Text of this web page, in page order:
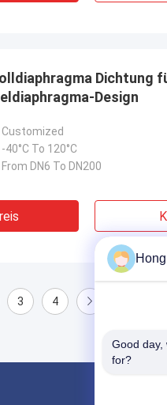
Dichtung
Design
Customized
-40°C To 120°C
From DN6 To DN200
3 4
Good day,
for?